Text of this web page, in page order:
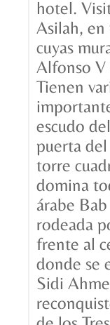
hotel.
Asilah, en
cuyas
Alfonso V
Tienen
escudo
puerta
torre
domina
árabe
rodeada
frente al
donde se
Sidi